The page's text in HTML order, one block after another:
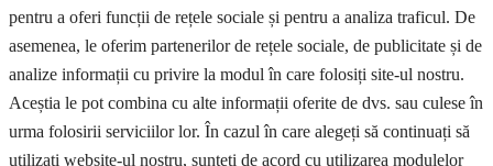
pentru a oferi funcții de rețele sociale și pentru a analiza traficul. De
asemenea, le oferim partenerilor de rețele sociale, de publicitate și de
analize informații cu privire la modul în care folosiți site-ul nostru.
Aceștia le pot combina cu alte informații oferite de dvs. sau culese în
urma folosirii serviciilor lor. În cazul în care alegeți să continuați să
utilizați website-ul nostru, sunteți de acord cu utilizarea modulelor